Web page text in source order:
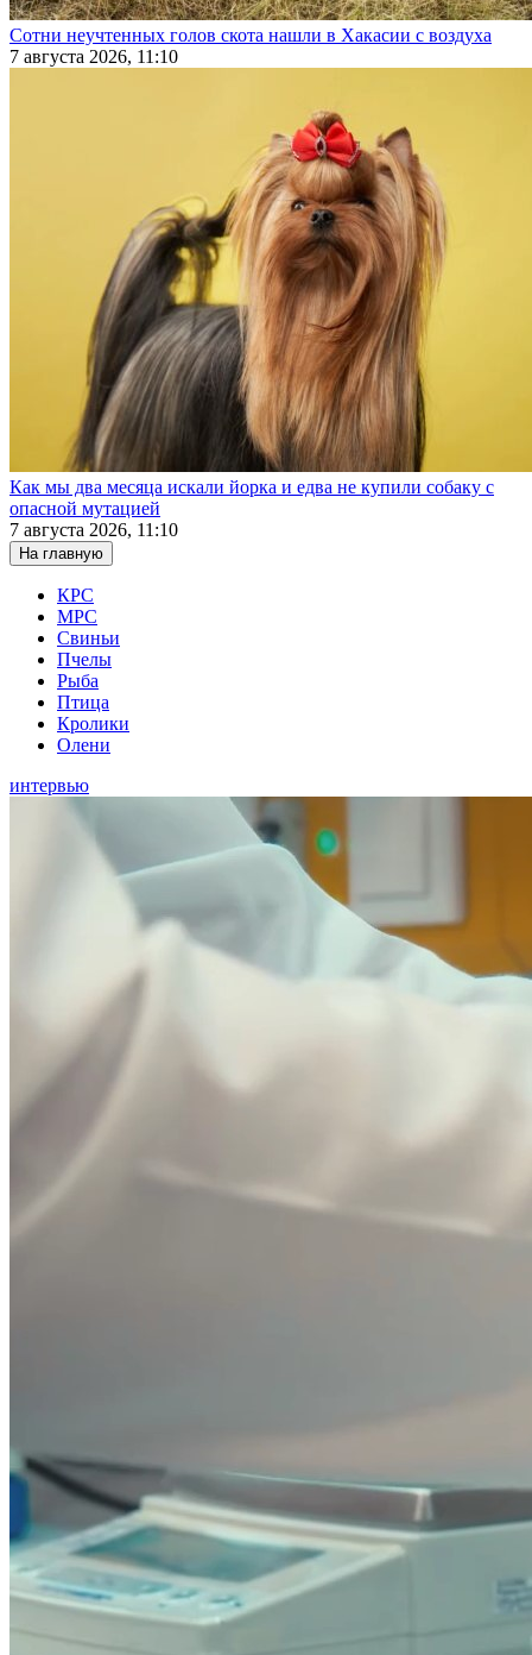
Сотни неучтенных голов скота нашли в Хакасии с воздуха
7 августа 2026, 11:10
Как мы два месяца искали йорка и едва не купили собаку с
опасной мутацией
7 августа 2026, 11:10
На главную
КРС
МРС
Свиньи
Пчелы
Рыба
Птица
Кролики
Олени
интервью